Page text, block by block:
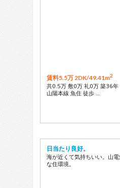
賃料5.5万 2DK/49.41m2
共0.5万 敷0万 礼0万 築36
山陽本線 魚住 徒歩 …
日当たり良好。
海が近くて気持ちいい。山
な住環境。